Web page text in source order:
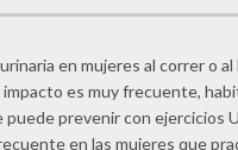
en mujeres al correr o al
es muy frecuente,
puede prevenir con ejercicios
en las mujeres que